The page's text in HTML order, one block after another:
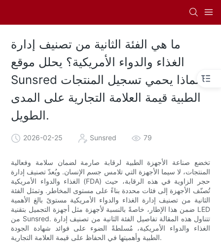
ما هي الفئة الثانية من تصنيف إدارة
الغذاء والدواء الأمريكية؟ يحلل موقع
Sunsred لماذا يحمي تسجيل المنتجات
الطبية قيمة العلامة التجارية على المدى
الطويل.
2026-02-25 Sunsred 79
تخضع صناعة الأجهزة الطبية لرقابة صارمة لضمان سلامة وفعالية
المنتجات، لا سيما الأجهزة التي تلامس جسم الإنسان. ويُعدّ تصنيف إدارة
الغذاء والدواء الأمريكية (FDA) حجر الزاوية في هذه الرقابة، حيث
تُصنّف الأجهزة إلى فئات محددة بناءً على مستوى المخاطر. وتمثل الفئة
الثانية من تصنيف إدارة الغذاء والدواء الأمريكية مستوىً بالغ الأهمية
ضمن هذا الإطار، خاصةً بالنسبة لأجهزة مثل أجهزة التجميل بتقنية LED
من Sunsred. تتناول هذه المقالة تفاصيل الفئة الثانية من تصنيف إدارة
الغذاء والدواء الأمريكية، مُسلطةً الضوء على فوائد شهادة الجودة
الطبية وأهميتها في الحفاظ على قيمة العلامة التجارية.